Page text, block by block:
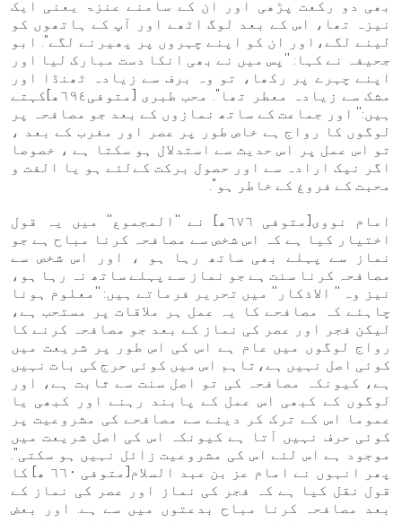
بھی دو رکعت پڑھی اور ان کے سامنے عنزۃ یعنی ایک
نیزہ تھا، اس کے بعد لوگ اٹھے اور آپ کے ہاتھوں کو
لینے لگے،اور ان کو اپنے چہروں پر پھیرنے لگے''. ابو
جحیفہ نے کہا: ''پس میں نے بھی انکا دست مبارک لیا اور
اپنے چہرے پر رکھا، تو وہ برف سے زیادہ ٹھنڈا اور
مشک سے زیادہ معطر تھا''. محب طبری [متوفی٦٩٤ھ]کہتے
ہیں:'' اور جماعت کے ساتھ نمازوں کے بعد جو مصافحہ پر
لوگوں کا رواج ہے خاص طور پر عصر اور مغرب کے بعد ،
تو اس عمل پر اس حدیث سے استدلال ہو سکتا ہے ، خصوصا
اگر نیک ارادہ سے اور حصول برکت کےلئے ہو یا الفت و
محبت کے فروغ کے خاطر ہو''.
امام نووی[متوفی ٦٧٦ھ] نے ''المجموع'' میں یہ قول
اختیار کیا ہے کہ اس شخص سے مصافحہ کرنا مباح ہے جو
نماز سے پہلے بھی ساتھ رہا ہو ، اور اس شخص سے
مصافحہ کرنا سنت ہے جو نماز سے پہلے ساتھ نہ رہا ہو،
نیز وہ '' الاذکار'' میں تحریر فرماتے ہیں: ''معلوم ہونا
چاہئے کہ مصافحے کا یہ عمل ہر ملاقات پر مستحب ہے،
لیکن فجر اور عصر کی نماز کے بعد جو مصافحہ کرنے کا
رواج لوگوں میں عام ہے اس کی اس طور پر شریعت میں
کوئی اصل نہیں ہے،تاہم اس میں کوئی حرج کی بات نہیں
ہے، کیونکہ مصافحہ کی تو اصل سنت سے ثابت ہے، اور
لوگوں کے کبھی اس عمل کے پابند رہنے اور کبھی یا
عموما اس کے ترک کر دینے سے مصافحے کی مشروعیت پر
کوئی حرف نہیں آتا ہے کیونکہ اس کی اصل شریعت میں
موجود ہے اس لئے اس کی مشروعیت زائل نہیں ہو سکتی''.
پھر انہوں نے امام عز بن عبد السلام[متوفی ٦٦٠ ھ] کا
قول نقل کیا ہے کہ فجر کی نماز اور عصر کی نماز کے
بعد مصافحہ کرنا مباح بدعتوں میں سے ہے. اور بعض